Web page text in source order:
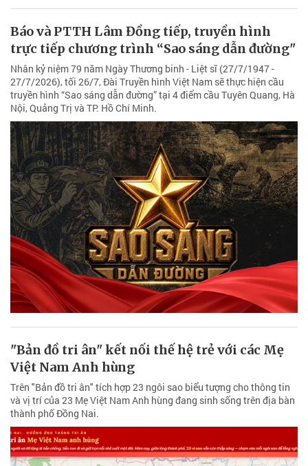
Báo và PTTH Lâm Đồng tiếp, truyền hình
trực tiếp chương trình “Sao sáng dẫn đường"
Nhân kỷ niệm 79 năm Ngày Thương binh - Liệt sĩ (27/7/1947 -
27/7/2026), tối 26/7, Đài Truyền hình Việt Nam sẽ thực hiện cầu
truyền hình “Sao sáng dẫn đường” tại 4 điểm cầu Tuyên Quang, Hà
Nội, Quảng Trị và TP. Hồ Chí Minh.
"Bản đồ tri ân" kết nối thế hệ trẻ với các Mẹ
Việt Nam Anh hùng
Trên "Bản đồ tri ân" tích hợp 23 ngôi sao biểu tượng cho thông tin
và vị trí của 23 Mẹ Việt Nam Anh hùng đang sinh sống trên địa bàn
thành phố Đồng Nai.